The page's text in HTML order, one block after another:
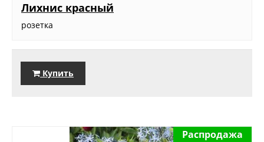
Лихнис красный
розетка
Купить
Распродажа